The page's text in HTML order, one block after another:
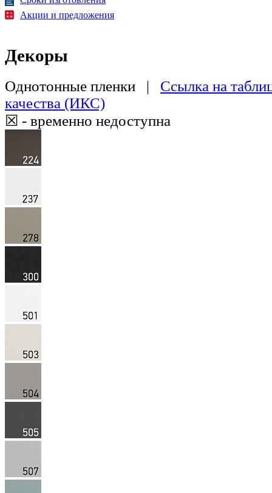
Акции и предложения
Декоры
Однотонные пленки | Ссылка на
качества (ИКС)
☒ - временно недоступна